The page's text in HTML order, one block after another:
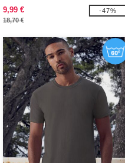
9,99 €
18,70 €
-47%